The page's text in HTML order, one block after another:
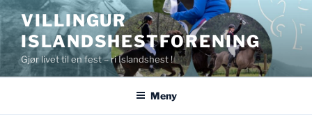
Gå
til
innhold
VILLINGUR
ISLANDSHESTFORENING
Gjør livet til en fest – ri Islandshest !
Meny